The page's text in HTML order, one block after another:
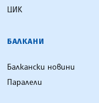
ЦИК
БАЛКАНИ
Балкански новини
Паралели